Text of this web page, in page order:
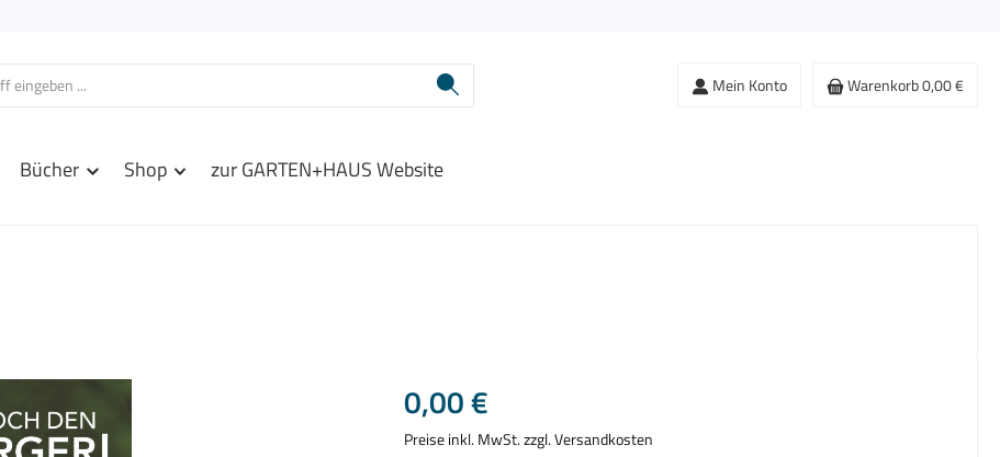
Mein Konto Warenkorb0,00 €
Bücher Shop zur GARTEN+HAUS Website
Regulärer Preis:
0,00 €
Preise inkl. MwSt. zzgl. Versandkosten